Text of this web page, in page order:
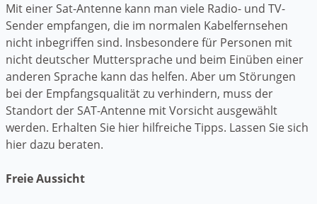
Mit einer Sat-Antenne kann man viele Radio- und TV-
Sender empfangen, die im normalen Kabelfernsehen
nicht inbegriffen sind. Insbesondere für Personen mit
nicht deutscher Muttersprache und beim Einüben einer
anderen Sprache kann das helfen. Aber um Störungen
bei der Empfangsqualität zu verhindern, muss der
Standort der SAT-Antenne mit Vorsicht ausgewählt
werden. Erhalten Sie hier hilfreiche Tipps. Lassen Sie sich
hier dazu beraten.
Freie Aussicht